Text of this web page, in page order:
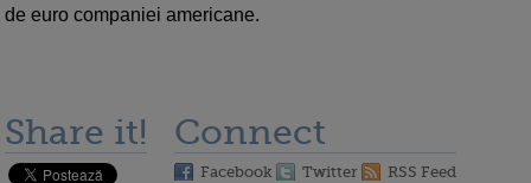
de euro companiei americane.
Share it! Connect
Facebook Twitter RSS Feed